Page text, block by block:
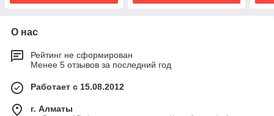
О нас
Рейтинг не сформирован
Менее 5 отзывов за последний год
Работает с 15.08.2012
г. Алматы